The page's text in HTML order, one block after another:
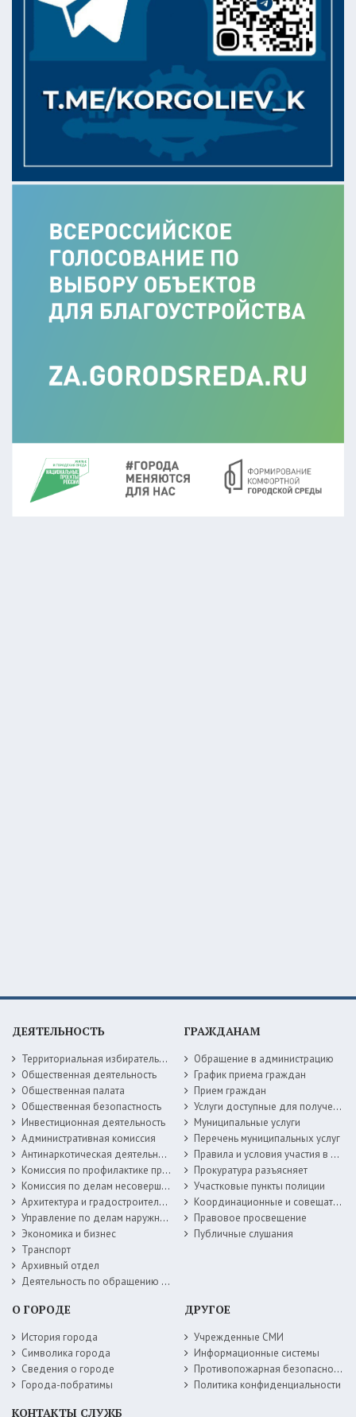
ДЕЯТЕЛЬНОСТЬ
Территориальная избирательная комиссия
Общественная деятельность
Общественная палата
Общественная безопастность
Инвестиционная деятельность
Административная комиссия
Антинаркотическая деятельность
Комиссия по профилактике правонарушений
Комиссия по делам несовершеннолетних
Архитектура и градостроительство
Управление по делам наружной рекламы
Экономика и бизнес
Транспорт
Архивный отдел
Деятельность по обращению с животными без владельцев
ГРАЖДАНАМ
Обращение в администрацию
График приема граждан
Прием граждан
Услуги доступные для получения в электронной форме
Муниципальные услуги
Перечень муниципальных услуг
Правила и условия участия в жилищных программах
Прокуратура разъясняет
Участковые пункты полиции
Координационные и совещательные органы
Правовое просвещение
Публичные слушания
О ГОРОДЕ
История города
Символика города
Сведения о городе
Города-побратимы
ДРУГОЕ
Учрежденные СМИ
Информационные системы
Противопожарная безопасность
Политика конфиденциальности
КОНТАКТЫ СЛУЖБ